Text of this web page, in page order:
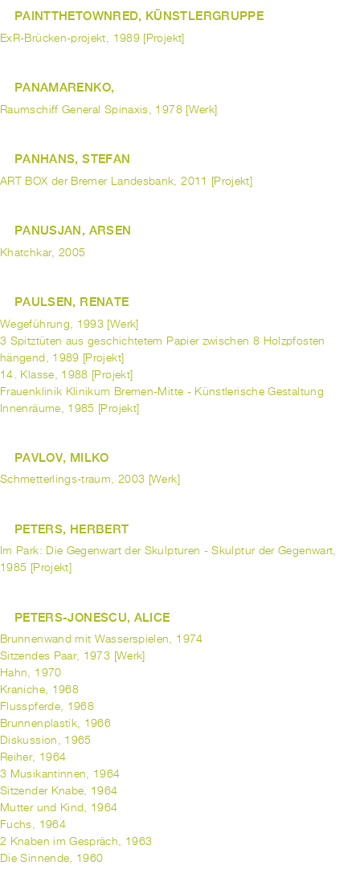
PAINTTHETOWNRED, KÜNSTLERGRUPPE
ExR-Brücken-projekt, 1989 [Projekt]
PANAMARENKO,
Raumschiff General Spinaxis, 1978 [Werk]
PANHANS, STEFAN
ART BOX der Bremer Landesbank, 2011 [Projekt]
PANUSJAN, ARSEN
Khatchkar, 2005
PAULSEN, RENATE
Wegeführung, 1993 [Werk]
3 Spitztüten aus geschichtetem Papier zwischen 8 Holzpfosten
hängend, 1989 [Projekt]
14. Klasse, 1988 [Projekt]
Frauenklinik Klinikum Bremen-Mitte - Künstlerische Gestaltung
Innenräume, 1985 [Projekt]
PAVLOV, MILKO
Schmetterlings-traum, 2003 [Werk]
PETERS, HERBERT
Im Park: Die Gegenwart der Skulpturen - Skulptur der Gegenwart,
1985 [Projekt]
PETERS-JONESCU, ALICE
Brunnenwand mit Wasserspielen, 1974
Sitzendes Paar, 1973 [Werk]
Hahn, 1970
Kraniche, 1968
Flusspferde, 1968
Brunnenplastik, 1966
Diskussion, 1965
Reiher, 1964
3 Musikantinnen, 1964
Sitzender Knabe, 1964
Mutter und Kind, 1964
Fuchs, 1964
2 Knaben im Gespräch, 1963
Die Sinnende, 1960